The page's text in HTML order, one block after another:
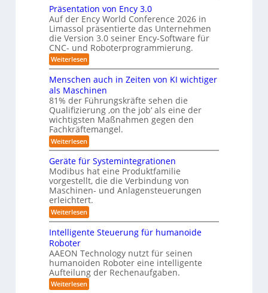
a
s
y
s
t
e
f
ü
r
R
o
b
o
t
i
k
u
n
d
L
g
i
s
t
r
R
e
i
n
r
ä
u
m
e
b
i
s
S
O
-
K
l
s
e
5
z
e
r
g
l
e
i
c
h
v
o
n
m
i
l
i
t
ä
r
i
s
c
h
e
r
B
o
e
r
o
b
o
t
w
e
i
-
S
t
a
t
i
o
n
e
n
-
S
c
h
w
i
ß
c
o
b
o
t
Präsentation von Ency 3.0
Auf der Ency World Conference 2026 in
Limassol präsentierte das Unternehmen
die Version 3.0 seiner Ency-Software für
CNC- und Roboterprogrammierung.
Weiterlesen:
P
ä
s
e
n
t
a
t
i
o
n
v
o
n
E
n
c
y
.
Menschen auch in Zeiten von KI wichtiger
als Maschinen
81% der Führungskräfte sehen die
Qualifizierung ‚on the job‘ als eine der
wichtigsten Maßnahmen gegen den
Fachkräftemangel.
Weiterlesen:
M
n
s
c
h
e
n
a
u
c
n
Z
e
i
Geräte für Systemintegrationen
Modibus hat eine Produktfamilie
vorgestellt, die die Verbindung von
Maschinen- und Anlagensteuerungen
erleichtert.
Weiterlesen:
G
e
r
t
e
f
ü
r
Intelligente Steuerung für humanoide
Roboter
AAEON Technology nutzt für seinen
humanoiden Roboter eine intelligente
Aufteilung der Rechenaufgaben.
Weiterlesen: